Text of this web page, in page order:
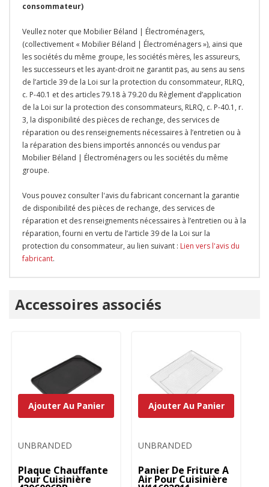
consommateur)
Veullez noter que Mobilier Béland | Électroménagers,
(collectivement « Mobilier Béland | Électroménagers »), ainsi que
les sociétés du même groupe, les sociétés mères, les assureurs,
les successeurs et les ayant-droit ne garantit pas, au sens au sens
de l’article 39 de la Loi sur la protection du consommateur, RLRQ,
c. P-40.1 et des articles 79.18 à 79.20 du Règlement d’application
de la Loi sur la protection des consommateurs, RLRQ, c. P-40.1, r.
3, la disponibilité des pièces de rechange, des services de
réparation ou des renseignements nécessaires à l’entretien ou à
la réparation des biens importés annoncés ou vendus par
Mobilier Béland | Électroménagers ou les sociétés du même
groupe.
Vous pouvez consulter l'avis du fabricant concernant la garantie
de disponibilité des pièces de rechange, des services de
réparation et des renseignements nécessaires à l’entretien ou à la
réparation, fourni en vertu de l’article 39 de la Loi sur la
protection du consommateur, au lien suivant : Lien vers l'avis du
fabricant.
personnalisé
Accessoires associés
UNBRANDED
Plaque Chauffante
Pour Cuisinière
Ajouter Au Panier
UNBRANDED
Panier De Friture À
Air Pour Cuisinière
Ajouter Au Panier